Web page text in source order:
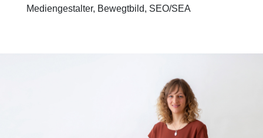
Wenig Zeit?
Dann nehmen Sie gerne
direkt Kontakt auf!
Mediengestalter, Bewegtbild, SEO/SEA